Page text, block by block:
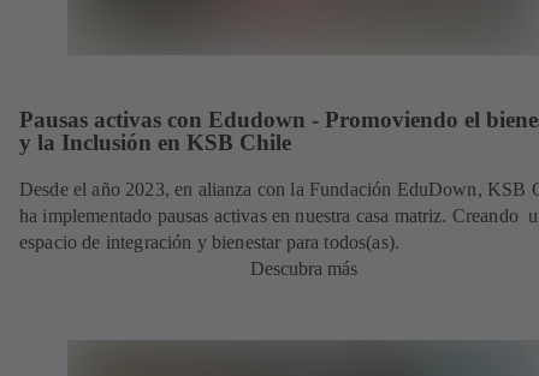
Pausas activas con Edudown - Promoviendo el
y la Inclusión en KSB Chile
Desde el año 2023, en alianza con la Fundación EduDown, KSB
ha implementado pausas activas en nuestra casa matriz. Creando
espacio de integración y bienestar para todos(as).
Descubra más